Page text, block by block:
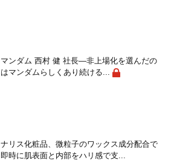
マンダム 西村 健 社長―非上場化を選んだの
はマンダムらしくあり続ける...
ナリス化粧品、微粒子のワックス成分配合で
即時に肌表面と内部をハリ感で支...